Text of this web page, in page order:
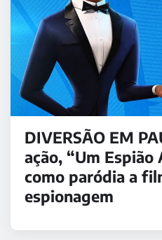
DIVERSÃO EM
ação, “Um Espião
como paródia a
espionagem